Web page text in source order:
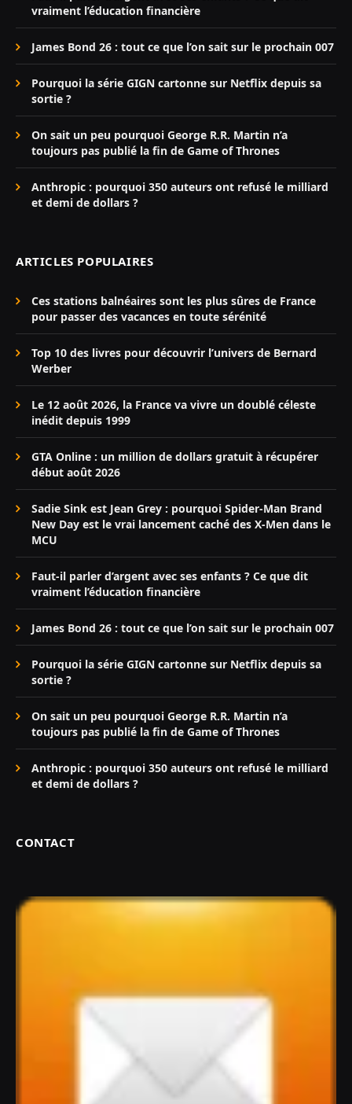
vraiment l’éducation financière
James Bond 26 : tout ce que l’on sait sur le prochain 007
Pourquoi la série GIGN cartonne sur Netflix depuis sa
sortie ?
On sait un peu pourquoi George R.R. Martin n’a
toujours pas publié la fin de Game of Thrones
Anthropic : pourquoi 350 auteurs ont refusé le milliard
et demi de dollars ?
ARTICLES POPULAIRES
Ces stations balnéaires sont les plus sûres de France
pour passer des vacances en toute sérénité
Top 10 des livres pour découvrir l’univers de Bernard
Werber
Le 12 août 2026, la France va vivre un doublé céleste
inédit depuis 1999
GTA Online : un million de dollars gratuit à récupérer
début août 2026
Sadie Sink est Jean Grey : pourquoi Spider-Man Brand
New Day est le vrai lancement caché des X-Men dans le
MCU
Faut-il parler d’argent avec ses enfants ? Ce que dit
vraiment l’éducation financière
James Bond 26 : tout ce que l’on sait sur le prochain 007
Pourquoi la série GIGN cartonne sur Netflix depuis sa
sortie ?
On sait un peu pourquoi George R.R. Martin n’a
toujours pas publié la fin de Game of Thrones
Anthropic : pourquoi 350 auteurs ont refusé le milliard
et demi de dollars ?
CONTACT